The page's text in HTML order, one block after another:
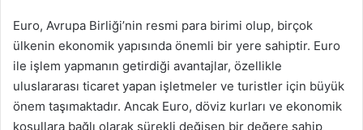
Euro, Avrupa Birliği’nin resmi para birimi olup, birçok
ülkenin ekonomik yapısında önemli bir yere sahiptir. Euro
ile işlem yapmanın getirdiği avantajlar, özellikle
uluslararası ticaret yapan işletmeler ve turistler için büyük
önem taşımaktadır. Ancak Euro, döviz kurları ve ekonomik
koşullara bağlı olarak sürekli değişen bir değere sahip